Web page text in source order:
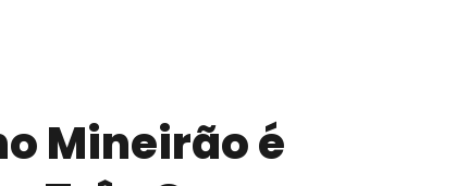
Mineirão é